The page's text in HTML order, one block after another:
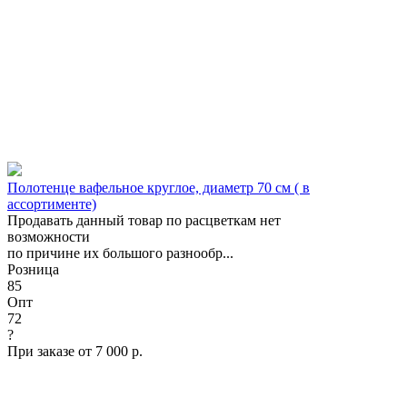
Полотенце вафельное круглое, диаметр 70 см ( в
ассортименте)
Продавать данный товар по расцветкам нет
возможности
по причине их большого разнообр...
Розница
85
Опт
72
?
При заказе от 7 000 р.